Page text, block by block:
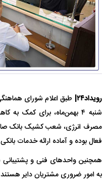
رویداد۲۴|
طبق اعلام شورای
شنبه ۴ بهمن‌ماه، برای کمک
فعال بوده و آماده ارائه خدمات
همچنین واحد‌های فنی و
به امور ضروری مشتریان دایر